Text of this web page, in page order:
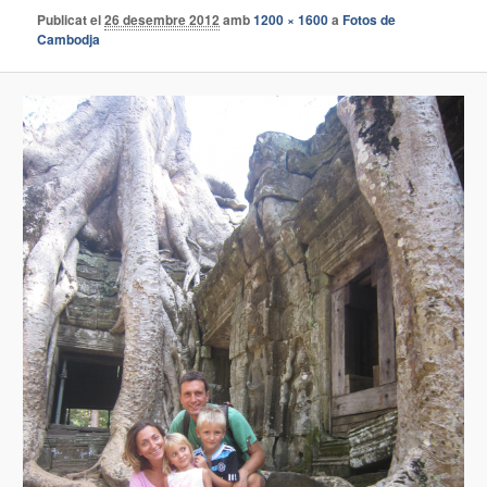
Publicat el26 desembre 2012 amb1200 × 1600aFotos de
Cambodja